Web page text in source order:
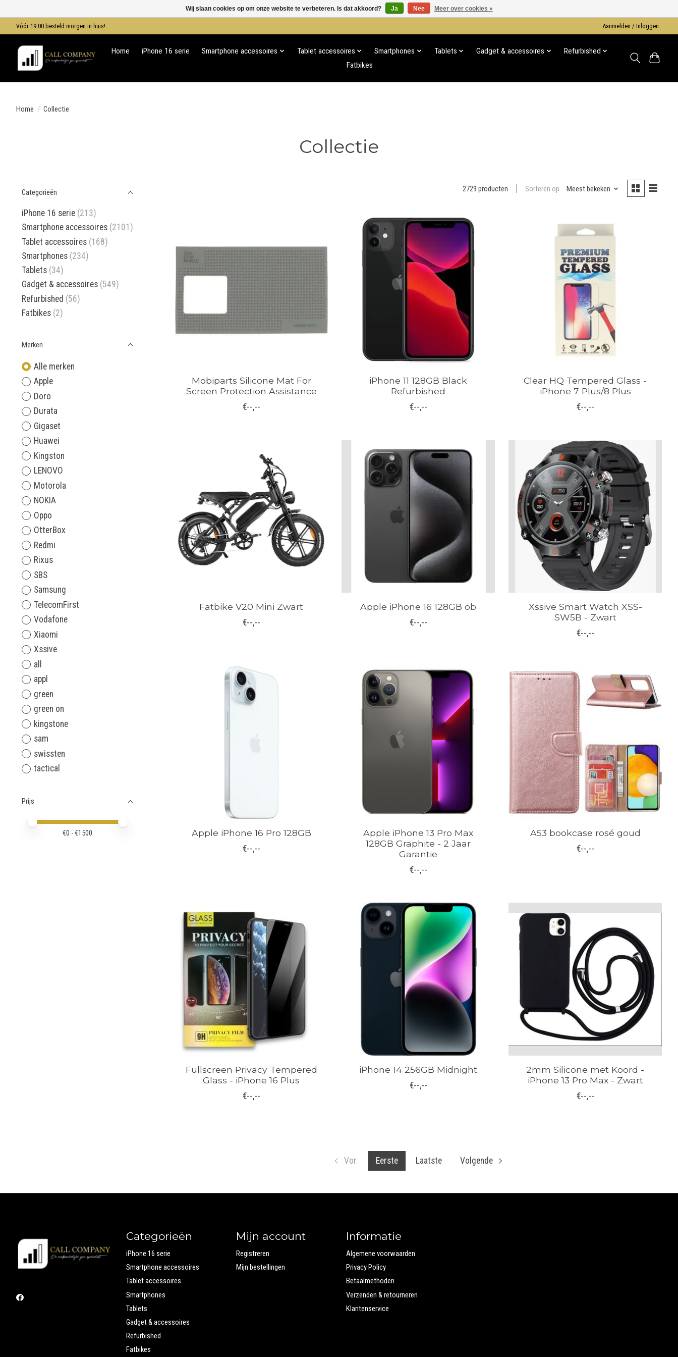
Vóór 19:00 besteld morgen in huis! Aanmelden / Inloggen
Home iPhone 16 serie Smartphone accessoires Tablet accessoires Smartphones Tablets Gadget & accessoires
Refurbished
Fatbikes
Home / Collectie
Collectie
Categorieën
iPhone 16 serie (213)
Smartphone accessoires (2101)
Tablet accessoires (168)
Smartphones (234)
Tablets (34)
Gadget & accessoires (549)
Refurbished (56)
Fatbikes (2)
Merken
Alle merken
Apple
Doro
Durata
Gigaset
Huawei
Kingston
LENOVO
Motorola
NOKIA
Oppo
OtterBox
Redmi
Rixus
SBS
Samsung
TelecomFirst
Vodafone
Xiaomi
Xssive
all
appl
green
green on
kingstone
sam
swissten
tactical
Prijs
Minimale prijswaarde
Price maximum value
€0 - €1500
2729 producten Sorteren op Meest bekeken
Mobiparts Silicone Mat For
Screen Protection Assistance
€--,--
iPhone 11 128GB Black
Refurbished
€--,--
Clear HQ Tempered Glass -
iPhone 7 Plus/8 Plus
€--,--
Fatbike V20 Mini Zwart
€--,--
Apple iPhone 16 128GB ob
€--,--
Xssive Smart Watch XSS-
SW5B - Zwart
€--,--
Apple iPhone 16 Pro 128GB
€--,--
Apple iPhone 13 Pro Max
128GB Graphite - 2 Jaar
Garantie
€--,--
A53 bookcase rosé goud
€--,--
Fullscreen Privacy Tempered
Glass - iPhone 16 Plus
€--,--
iPhone 14 256GB Midnight
€--,--
2mm Silicone met Koord -
iPhone 13 Pro Max - Zwart
€--,--
Vor. Eerste Laatste Volgende
Categorieën
iPhone 16 serie
Smartphone accessoires
Tablet accessoires
Smartphones
Tablets
Gadget & accessoires
Refurbished
Fatbikes
Mijn account
Registreren
Mijn bestellingen
Informatie
Algemene voorwaarden
Privacy Policy
Betaalmethoden
Verzenden & retourneren
Klantenservice
Wij slaan cookies op om onze website te verbeteren. Is dat akkoord? Ja Nee Meer over cookies »